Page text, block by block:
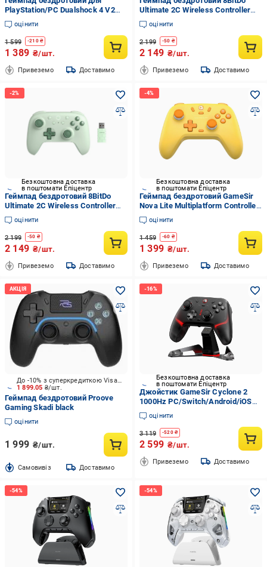
PlayStation/PC Dualshock 4 V2
Magma Red (2580865555)
оцінити
1 599 -210₴
1 389 ₴/шт.
Привеземо Доставимо
Ultimate 2C Wireless Controller
Transparent Black (8328)
оцінити
2 199 -50 ₴
2 149 ₴/шт.
Привеземо Доставимо
Безкоштовна доставка
в поштомати Епіцентр
Геймпад бездротовий 8BitDo
Ultimate 2C Wireless Controller
Green (8327)
оцінити
2 199 -50 ₴
2 149 ₴/шт.
Привеземо Доставимо
Безкоштовна доставка
в поштомати Епіцентр
Геймпад бездротовий GameSir
Nova Lite Multiplatform Controller
Golden Yellow (8220)
оцінити
1 459 -60 ₴
1 399 ₴/шт.
Привеземо Доставимо
1 899.05 ₴/шт.
До -10% з суперкредиткою Visa Вигода
Геймпад бездротовий Proove
Gaming Skadi black
оцінити
1 999 ₴/шт.
Cамовивіз Доставимо
Безкоштовна доставка
в поштомати Епіцентр
Джойстик GameSir Cyclone 2
1000Hz PC/Switch/Android/iOS
PC З док станцією Чорний
оцінити
3 119 -520₴
2 599 ₴/шт.
Привеземо Доставимо